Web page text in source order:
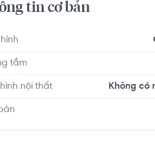
xe.tin cơ bản
tắm
hình nội thất Không có